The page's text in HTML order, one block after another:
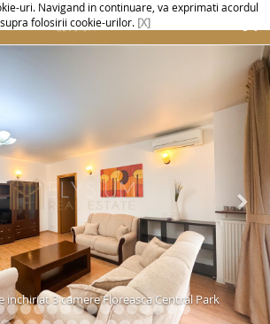
inchiriat 3 camere Floreasca Central Park
uri. Navigand in continuare, va exprimati acordul
folosirii cookie-urilor. [X]